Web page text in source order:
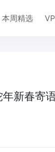
本周精选
新春寄